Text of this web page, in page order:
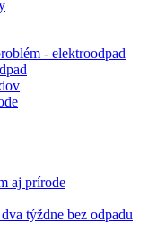
- elektroodpad
aj prírode
týždne bez odpadu